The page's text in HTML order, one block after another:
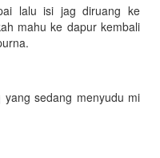
lalu isi jag diruang ke
mahu ke dapur kembali
sedang menyudu mi